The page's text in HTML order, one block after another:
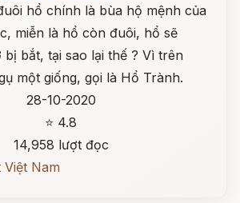
hổ chính là bùa hộ mệnh của
miễn là hổ còn đuôi, hổ sẽ
bị bắt, tại sao lại thế ? Vì trên
một giống, gọi là Hổ Trành.
28-10-2020
⭐ 4.8
14,958 lượt đọc
Nam